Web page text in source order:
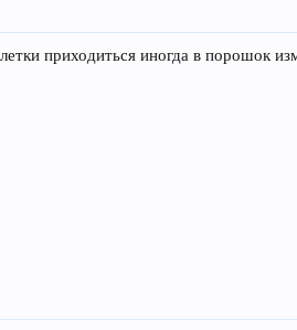
приходиться иногда в порошок